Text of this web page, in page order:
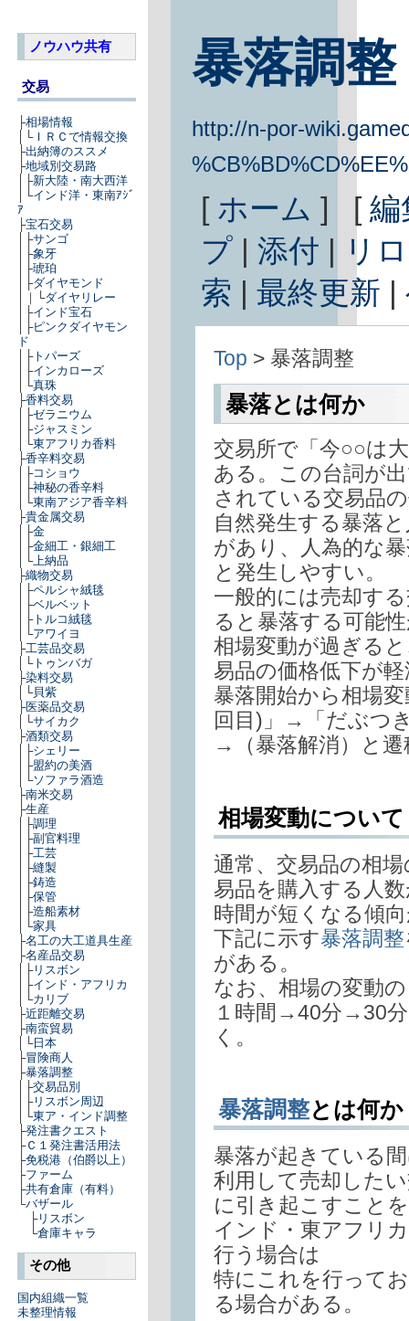
暴落調整
http://n-por-
[ ホーム ] [ 編
プ | 添付 | リ
索 | 最終更新 |
ノウハウ共有
交易
├相場情報
│└ＩＲＣで情報交換
├出納簿のススメ
├地域別交易路
│├新大陸・南大西洋
│└インド洋・東南ｱｼﾞ
ｱ
├宝石交易
│├サンゴ
│├象牙
│├琥珀
│├ダイヤモンド
│｜└ダイヤリレー
│├インド宝石
│├ピンクダイヤモン
ド
│├トパーズ
│├インカローズ
│└真珠
├香料交易
│├ゼラニウム
│├ジャスミン
│└東アフリカ香料
├香辛料交易
│├コショウ
│├神秘の香辛料
│└東南アジア香辛料
├貴金属交易
│├金
│├金細工・銀細工
│└上納品
├織物交易
│├ペルシャ絨毯
│├ベルベット
│├トルコ絨毯
│└アワイヨ
├工芸品交易
│└トゥンバガ
├染料交易
│└貝紫
├医薬品交易
│└サイカク
├酒類交易
│├シェリー
│├盟約の美酒
│└ソファラ酒造
├南米交易
├生産
│├調理
│├副官料理
│├工芸
│├縫製
│├鋳造
│├保管
│├造船素材
│└家具
├名工の大工道具生産
├名産品交易
│├リスボン
│├インド・アフリカ
│└カリブ
├近距離交易
├南蛮貿易
│└日本
├冒険商人
├暴落調整
│├交易品別
│├リスボン周辺
│└東ア・インド調整
├発注書クエスト
├Ｃ１発注書活用法
├免税港（伯爵以上）
├ファーム
├共有倉庫（有料）
└バザール
├リスボン
└倉庫キャラ
その他
国内組織一覧
未整理情報
Top > 暴落調整
暴落とは何か
交易所で「今○○は
ある。この台詞が
されている交易品
自然発生する暴落
があり、人為的な
と発生しやすい。
一般的には売却す
ると暴落する可能
相場変動が過ぎる
易品の価格低下が
暴落開始から相場
回目)」→「だぶつ
→（暴落解消）と遷
相場変動について
通常、交易品の相
易品を購入する人
時間が短くなる傾
下記に示す暴落調整
がある。
なお、相場の変動
１時間→40分→30
く。
暴落調整とは何か
暴落が起きている
利用して売却した
に引き起こすこと
インド・東アフリ
行う場合は
特にこれを行って
る場合がある。